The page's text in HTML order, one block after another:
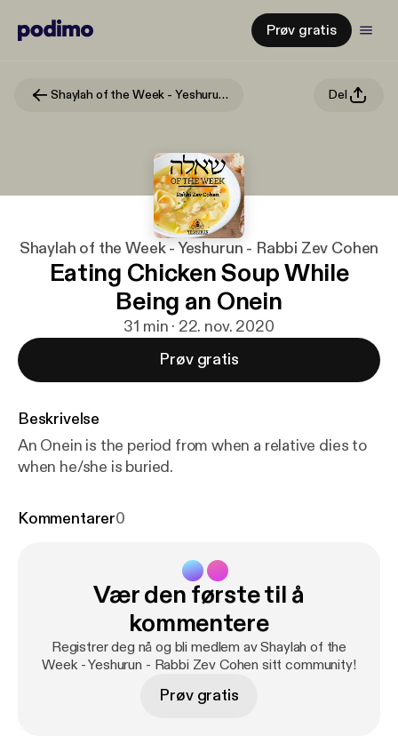
Prøv gratis
Shaylah of the Week - Yeshurun - Rabbi Zev Cohen Del
Shaylah of the Week - Yeshurun - Rabbi Zev Cohen
Eating Chicken Soup While
Being an Onein
31 min · 22. nov. 2020
Prøv gratis
Beskrivelse
An Onein is the period from when a relative dies to
when he/she is buried.
Kommentarer0
Vær den første til å
kommentere
Registrer deg nå og bli medlem av Shaylah of the
Week - Yeshurun - Rabbi Zev Cohen sitt community!
Prøv gratis